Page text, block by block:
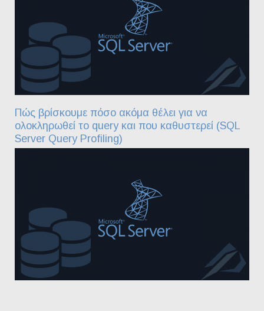
Πώς βρίσκουμε πόσο ακόμα θέλει για να
ολοκληρωθεί το query και που καθυστερεί (SQL
Server Query Profiling)